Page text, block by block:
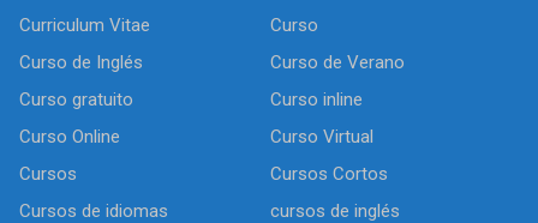
Curriculum Vitae
Curso
Curso de Inglés
Curso de Verano
Curso gratuito
Curso inline
Curso Online
Curso Virtual
Cursos
Cursos Cortos
Cursos de idiomas
cursos de inglés